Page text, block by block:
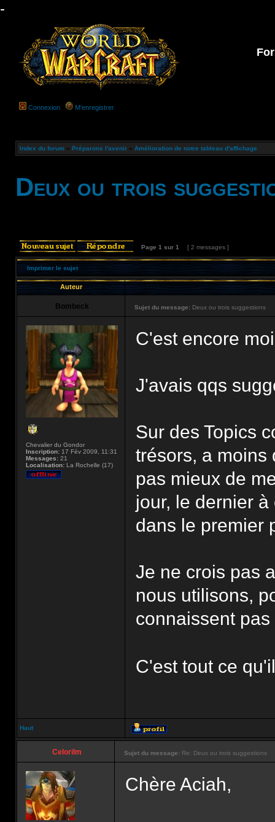
-
Connexion M’enregistrer
Index du forum » Préparons l'avenir » Amélioration de notre tableau d'affichage
Deux ou trois
Page 1 sur 1 [ 2 messages ]
Imprimer le sujet
Auteur
Bombeck Sujet du message: Deux ou trois suggestions
Chevalier du Gondor
Inscription: 17 Fév 2009, 11:31
Messages: 21
Localisation: La Rochelle (17)
C'est encore
J'avais qqs
Sur des Topics
trésors, a moins
pas mieux de
jour, le dernier
dans le premier
Je ne crois pas
nous utilisons,
connaissent pas
C'est tout ce
Haut
Celorilm Sujet du message: Re: Deux ou trois suggestions
Chère Aciah,